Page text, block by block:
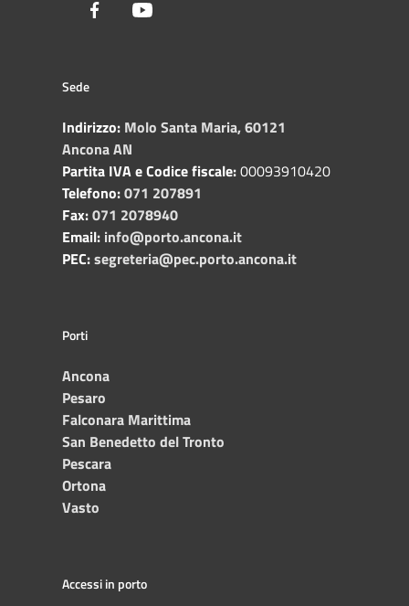
Facebook
Sede
Indirizzo: Molo Santa Maria, 60121
Ancona AN
Partita IVA e Codice fiscale:00093910420
Telefono:071 207891
Fax:071 2078940
Email: info@porto.ancona.it
PEC:segreteria@pec.porto.ancona.it
Porti
Ancona
Pesaro
Falconara Marittima
San Benedetto del Tronto
Pescara
Ortona
Vasto
Accessi in porto